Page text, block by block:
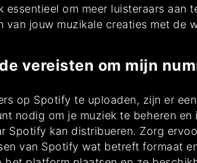
essentieel om meer luisteraars
van jouw muzikale creaties met de
vereisten om mijn
op Spotify te uploaden, zijn er
nodig om je muziek te beheren
Spotify kan distribueren. Zorg
van Spotify wat betreft formaat